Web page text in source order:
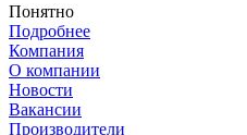
Понятно
Подробнее
Компания
О компании
Новости
Вакансии
Производители